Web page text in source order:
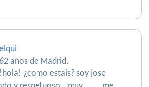
elqui
62 años de Madrid.
!hola! ¿como estais? soy jose